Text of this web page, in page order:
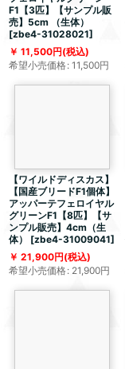
F1【3匹】【サンプル販
売】5cm （生体）
[zbe4-31028021]
11,500円(税込)
希望小売価格: 11,500円
【ワイルドディスカス】
【国産ブリードF1個体】
アッパーテフェロイヤル
グリーンF1【8匹】【サ
ンプル販売】4cm（生
体）
[zbe4-31009041]
21,900円(税込)
希望小売価格: 21,900円